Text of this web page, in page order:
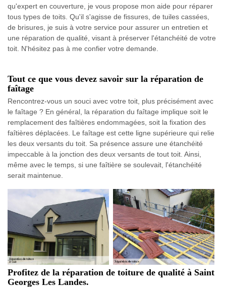
qu'expert en couverture, je vous propose mon aide pour réparer
tous types de toits. Qu'il s'agisse de fissures, de tuiles cassées,
de brisures, je suis à votre service pour assurer un entretien et
une réparation de qualité, visant à préserver l'étanchéité de votre
toit. N'hésitez pas à me confier votre demande.
Tout ce que vous devez savoir sur la réparation de
faîtage
Rencontrez-vous un souci avec votre toit, plus précisément avec
le faîtage ? En général, la réparation du faîtage implique soit le
remplacement des faîtières endommagées, soit la fixation des
faîtières déplacées. Le faîtage est cette ligne supérieure qui relie
les deux versants du toit. Sa présence assure une étanchéité
impeccable à la jonction des deux versants de tout toit. Ainsi,
même avec le temps, si une faîtière se soulevait, l'étanchéité
serait maintenue.
Profitez de la réparation de toiture de qualité à Saint
Georges Les Landes.